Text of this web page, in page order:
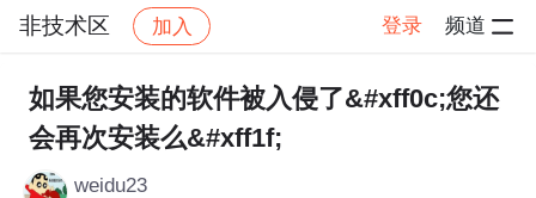
非技术区 加入 登录 频道
社区 非技术区 帖子详情
如果您安装的软件被入侵了&#xff0c;您还
会再次安装么&#xff1f;
weidu23